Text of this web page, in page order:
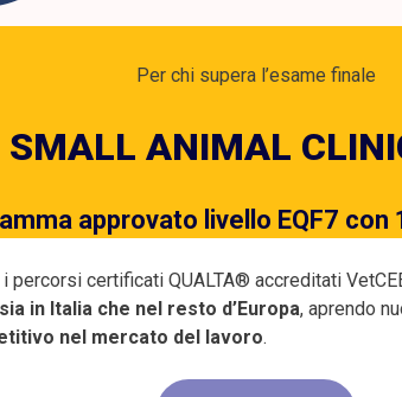
Per chi supera l’esame finale
ANIMAL
approvato livello EQF7 con
i percorsi certificati QUALTA® accreditati
in Italia che nel resto d’Europa, aprendo
nel mercato del lavoro.